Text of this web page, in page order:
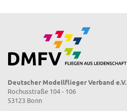
Deutscher Modellflieger Verband e.V.
Rochusstraße 104 - 106
53123 Bonn